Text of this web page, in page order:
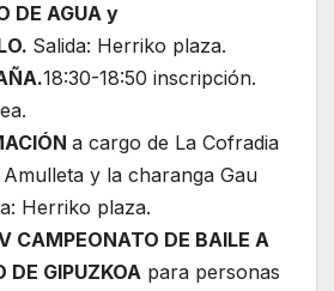
DE AGUA y
Salida: Herriko plaza.
18:30-18:50 inscripción.
a cargo de La Cofradia
y la charanga Gau
Herriko plaza.
CAMPEONATO DE BAILE A
DE GIPUZKOA para personas